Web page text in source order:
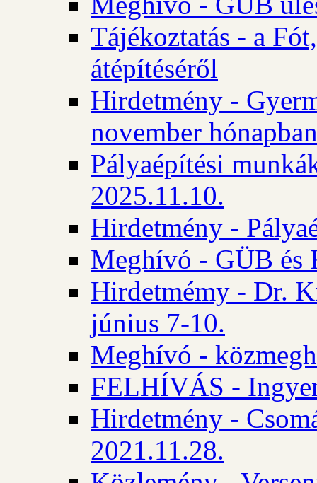
Tájékoztatás - a
átépítéséről
Hirdetmény -
november hónapban
Pályaépítési
2025.11.10.
Hirdetmény -
Meghívó - GÜB és
Hirdetmémy - Dr.
június 7-10.
Meghívó -
FELHÍVÁS -
Hirdetmény -
2021.11.28.